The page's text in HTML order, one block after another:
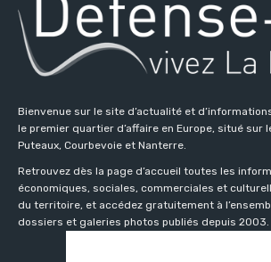
Bienvenue sur le site d’actualité et
le premier quartier d’affaire en Europe, situé sur
Puteaux, Courbevoie et Nanterre.
Retrouvez dès la page d’accueil toutes les
économiques, sociales, commerciales et
du territoire, et accédez gratuitement à
dossiers et galeries photos publiés depuis 2003.